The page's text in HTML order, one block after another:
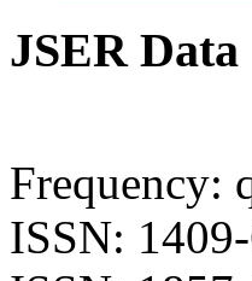
JSER Data
Frequency:
ISSN: